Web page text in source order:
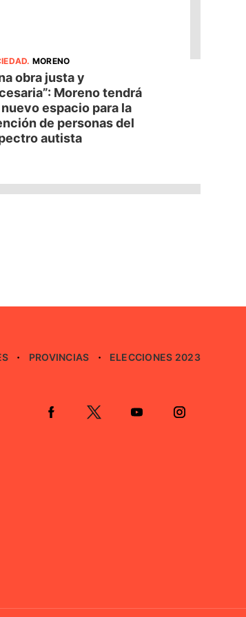
. MORENO
obra justa y
Moreno tendrá
espacio para la
de personas del
autista
PROVINCIAS ELECCIONES 2023